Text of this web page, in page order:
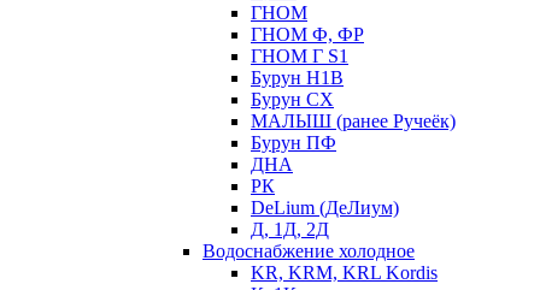
ГНОМ
ГНОМ Ф, ФР
ГНОМ Г S1
Бурун Н1В
Бурун СХ
МАЛЫШ (ранее Ручеёк)
Бурун ПФ
ДНА
РК
DeLium (ДеЛиум)
Д, 1Д, 2Д
Водоснабжение холодное
KR, KRM, KRL Kordis